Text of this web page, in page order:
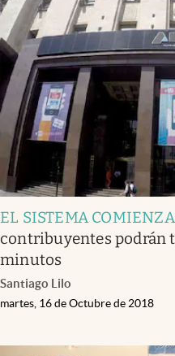
EL SISTEMA
contribuyentes podrán
minutos
Santiago Lilo
martes, 16 de Octubre de 2018